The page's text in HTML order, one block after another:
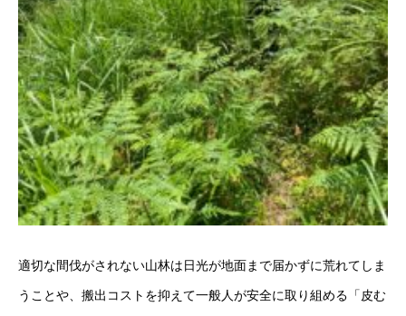
適切な間伐がされない山林は日光が地面まで届かずに荒れてしま
うことや、搬出コストを抑えて一般人が安全に取り組める「皮む